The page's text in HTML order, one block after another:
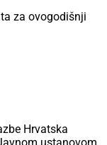
za ovogodišnji
Hrvatska